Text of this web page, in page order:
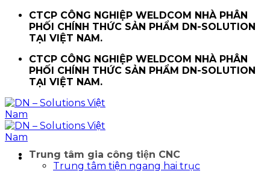
ChuyểnCTCP CÔNG NGHIỆP WELDCOM NHÀ PHÂN
PHỐI CHÍNH THỨC SẢN PHẨM DN-SOLUTION
TẠI VIỆT NAM.
CTCP CÔNG NGHIỆP WELDCOM NHÀ PHÂN
PHỐI CHÍNH THỨC SẢN PHẨM DN-SOLUTION
TẠI VIỆT NAM.
Trung tâm gia công tiện CNC
Trung tâm tiện ngang hai trục